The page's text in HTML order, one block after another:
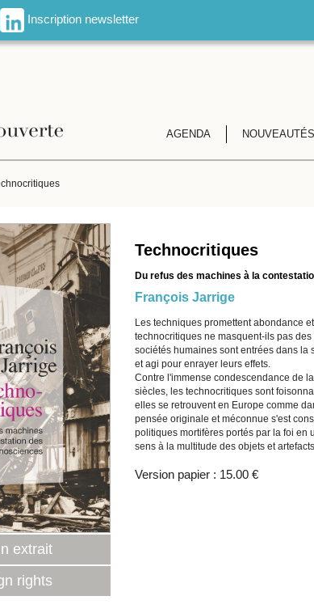
Inscription newsletter
AGENDA NOUVEAUTÉS
extrait
rights
Technocritiques
Du refus des machines à la
François Jarrige
Les techniques promettent abondance
technocritiques ne masquent-ils pas
sociétés humaines sont entrées dans
et agi pour enrayer leurs effets.
Contre l'immense condescendance de
siècles, les technocritiques sont
elles se retrouvent en Europe comme
pensée originale et méconnue s'est
politiques mortifères portés par la foi en
sens à la multitude des objets et
Version papier : 15.00 €